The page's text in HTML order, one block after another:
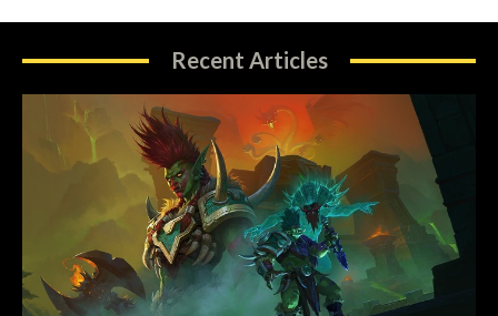
Recent Articles